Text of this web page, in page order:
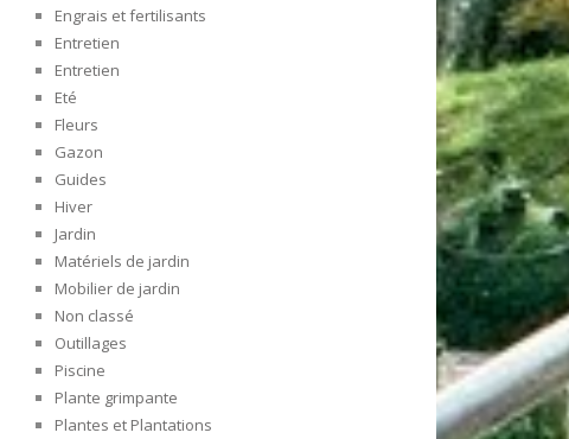
Engrais et fertilisants
Entretien
Entretien
Eté
Fleurs
Gazon
Guides
Hiver
Jardin
Matériels de jardin
Mobilier de jardin
Non classé
Outillages
Piscine
Plante grimpante
Plantes et Plantations